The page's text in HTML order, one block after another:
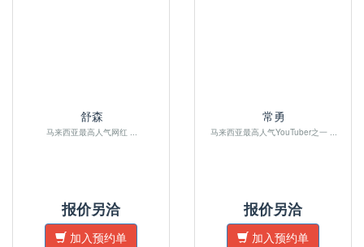
舒森
马来西亚最高人气网红 ...
报价另洽
加入预约单
常勇
马来西亚最高人气YouTuber之一 ...
报价另洽
加入预约单